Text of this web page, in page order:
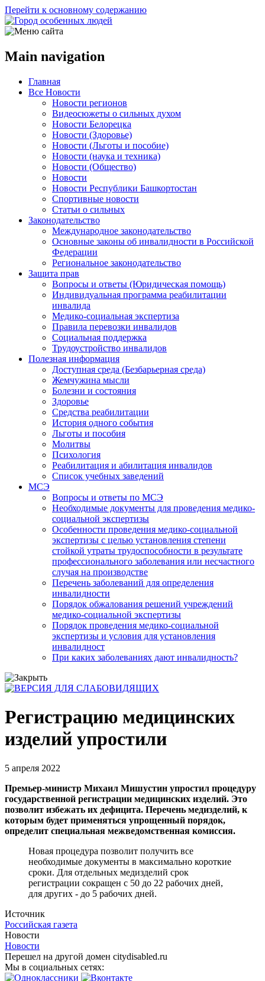
Перейти к основному содержанию
Main navigation
Главная
Все Новости
Новости регионов
Видеосюжеты о сильных духом
Новости Белорецка
Новости (Здоровье)
Новости (Льготы и пособие)
Новости (наука и техника)
Новости (Общество)
Новости
Новости Республики Башкортостан
Спортивные новости
Статьи о сильных
Законодательство
Международное законодательство
Основные законы об инвалидности в Российской
Федерации
Региональное законодательство
Защита прав
Вопросы и ответы (Юридическая помощь)
Индивидуальная программа реабилитации
инвалида
Медико-социальная экспертиза
Правила перевозки инвалидов
Социальная поддержка
Трудоустройство инвалидов
Полезная информация
Доступная среда (Безбарьерная среда)
Жемчужина мысли
Болезни и состояния
Здоровье
Средства реабилитации
История одного события
Льготы и пособия
Молитвы
Психология
Реабилитация и абилитация инвалидов
Список учебных заведений
МСЭ
Вопросы и ответы по МСЭ
Необходимые документы для проведения медико-
социальной экспертизы
Особенности проведения медико-социальной
экспертизы с целью установления степени
стойкой утраты трудоспособности в результате
профессионального заболевания или несчастного
случая на производстве
Перечень заболеваний для определения
инвалидности
Порядок обжалования решений учреждений
медико-социальной экспертизы
Порядок проведения медико-социальной
экспертизы и условия для установления
инвалидност
При каких заболеваниях дают инвалидность?
Регистрацию медицинских
изделий упростили
5 апреля 2022
Премьер-министр Михаил Мишустин упростил процедуру
государственной регистрации медицинских изделий. Это
позволит избежать их дефицита. Перечень медизделий, к
которым будет применяться упрощенный порядок,
определит специальная межведомственная комиссия.
Новая процедура позволит получить все
необходимые документы в максимально короткие
сроки. Для отдельных медизделий срок
регистрации сокращен с 50 до 22 рабочих дней,
для других - до 5 рабочих дней.
Источник
Российская газета
Новости
Новости
Перешел на другой домен citydisabled.ru
Мы в социальных сетях: